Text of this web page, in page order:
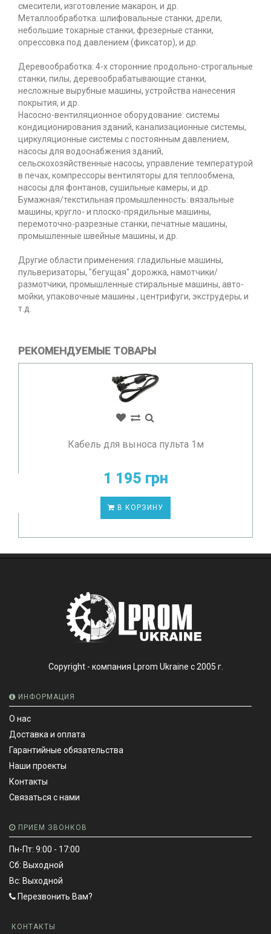
смесители, изготовление макарон, и др.
Металлообработка: шлифовальные станки, дрели,
небольшие токарные станки, фрезерные станки,
опрессовка под давлением (фиксатор), и др.
Деревообработка: 4-х сторонние продольно-строгальные
станки, пилы, деревообрабатывающие станки,
несложные вырубные машины, устройства нанесения
покрытия, и др.
Насосно-вентиляционное оборудование: системы
кондиционирования зданий, канализационные системы,
циркуляционные системы с постоянным давлением,
насосы для водоснабжения зданий,
сельскохозяйственные насосы, управление температурой
в печах, компрессоры вентиляторы для теплообмена,
насосы для фонтанов, сушильные камеры, и др.
Бумажная/текстильная промышленность: вязальные
машины, кругло- и плоско-прядильные машины,
перемоточно-разрезные станки, печатные машины,
промышленные швейные машины, и др.
Другие области применения: гладильные машины,
пульверизаторы, "бегущая" дорожка, намотчики/
размотчики, промышленные стиральные машины, авто-
мойки, упаковочные машины , центрифуги, экструдеры, и
т.д.
РЕКОМЕНДУЕМЫЕ ТОВАРЫ
Кабель для выноса пульта 1м
1 195 грн
В КОРЗИНУ
Copyright - компания Lprom Ukraine с 2005 г.
ИНФОРМАЦИЯ
О нас
Доставка и оплата
Гарантийные обязательства
Наши проекты
Контакты
Связаться с нами
ПРИЕМ ЗВОНКОВ
Пн-Пт: 9:00 - 17:00
Сб: Выходной
Вс: Выходной
Перезвонить Вам?
КОНТАКТЫ